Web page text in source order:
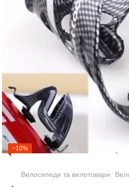
−10%
Велосипеди та велотовари